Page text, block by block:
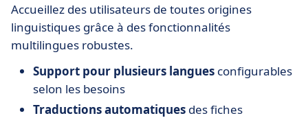
Accueillez des utilisateurs de toutes origines
linguistiques grâce à des fonctionnalités
multilingues robustes.
Support pour plusieurs langues configurables
selon les besoins
Traductions automatiques des fiches